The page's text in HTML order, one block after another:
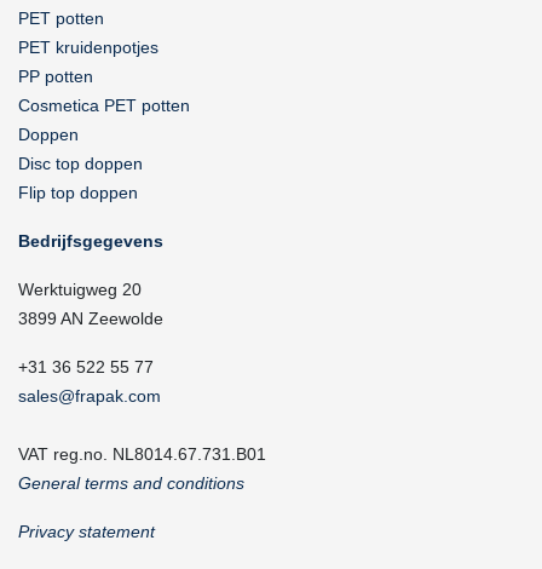
PET potten
PET kruidenpotjes
PP potten
Cosmetica PET potten
Doppen
Disc top doppen
Flip top doppen
Bedrijfsgegevens
Werktuigweg 20
3899 AN Zeewolde
+31 36 522 55 77
sales@frapak.com
VAT reg.no. NL8014.67.731.B01
General terms and conditions
Privacy statement